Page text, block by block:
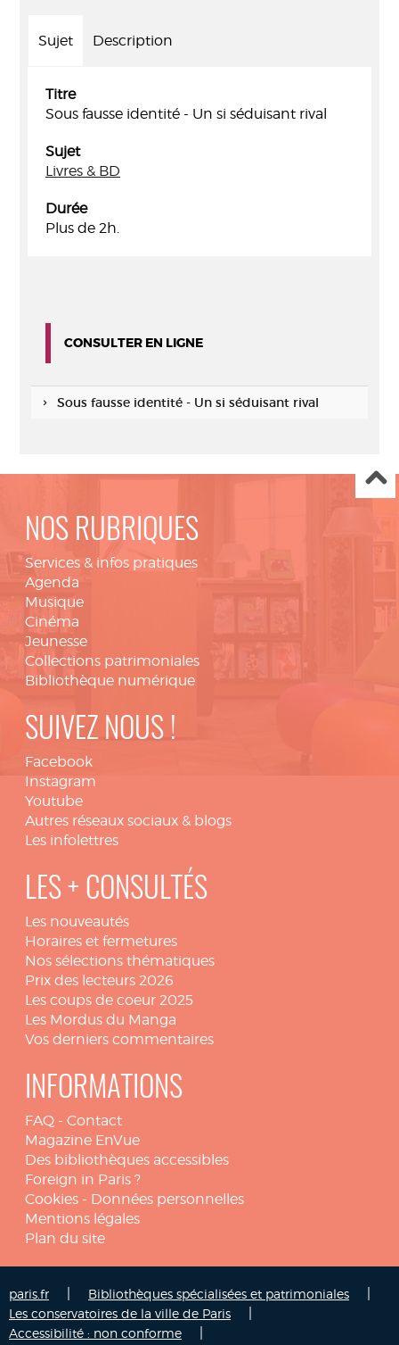
Sujet Description
Titre
Sous fausse identité - Un si séduisant rival
Sujet
Livres & BD
Durée
Plus de 2h.
CONSULTER EN LIGNE
Sous fausse identité - Un si séduisant rival
NOS RUBRIQUES
Services & infos pratiques
Agenda
Musique
Cinéma
Jeunesse
Collections patrimoniales
Bibliothèque numérique
SUIVEZ NOUS !
Facebook
Instagram
Youtube
Autres réseaux sociaux & blogs
Les infolettres
LES + CONSULTÉS
Les nouveautés
Horaires et fermetures
Nos sélections thématiques
Prix des lecteurs 2026
Les coups de coeur 2025
Les Mordus du Manga
Vos derniers commentaires
INFORMATIONS
FAQ - Contact
Magazine EnVue
Des bibliothèques accessibles
Foreign in Paris ?
Cookies - Données personnelles
Mentions légales
Plan du site
paris.fr Bibliothèques spécialisées et patrimoniales
Les conservatoires de la ville de Paris
Accessibilité : non conforme